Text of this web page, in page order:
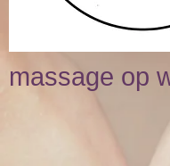
massage op